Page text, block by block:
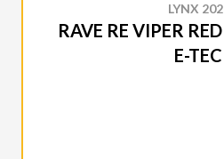
LYNX
RAVE RE VIPER
E-TEC